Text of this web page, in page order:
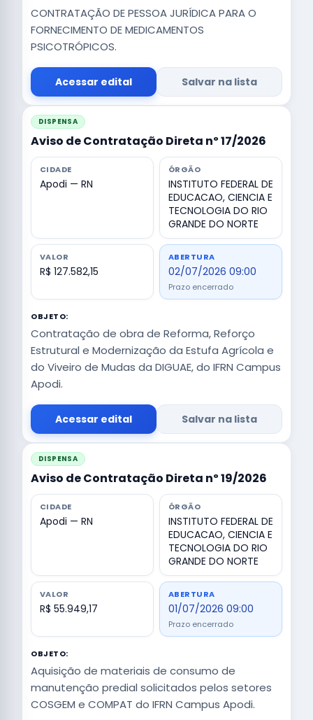
CONTRATAÇÃO DE PESSOA JURÍDICA PARA O
FORNECIMENTO DE MEDICAMENTOS
PSICOTRÓPICOS.
Acessar edital Salvar na lista
DISPENSA
Aviso de Contratação Direta nº 17/2026
CIDADE
Apodi — RN
ÓRGÃO
INSTITUTO FEDERAL DE
EDUCACAO, CIENCIA E
TECNOLOGIA DO RIO
GRANDE DO NORTE
VALOR
R$ 127.582,15
ABERTURA
02/07/2026 09:00
Prazo encerrado
OBJETO:
Contratação de obra de Reforma, Reforço
Estrutural e Modernização da Estufa Agrícola e
do Viveiro de Mudas da DIGUAE, do IFRN Campus
Apodi.
Acessar edital Salvar na lista
DISPENSA
Aviso de Contratação Direta nº 19/2026
CIDADE
Apodi — RN
ÓRGÃO
INSTITUTO FEDERAL DE
EDUCACAO, CIENCIA E
TECNOLOGIA DO RIO
GRANDE DO NORTE
VALOR
R$ 55.949,17
ABERTURA
01/07/2026 09:00
Prazo encerrado
OBJETO:
Aquisição de materiais de consumo de
manutenção predial solicitados pelos setores
COSGEM e COMPAT do IFRN Campus Apodi.